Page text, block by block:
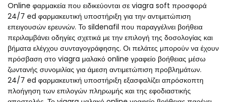
Online φαρμακεία που ειδικεύονται σε viagra soft προσφορά
24/7 ed φαρμακευτική υποστήριξη για την αντιμετώπιση
επειγουσών ερευνών. Το sildenafil που παραγγέλνει βοήθεια
περιλαμβάνει οδηγίες σχετικά με την επιλογή της δοσολογίας και
βήματα ελέγχου συνταγογράφησης. Οι πελάτες μπορούν να έχουν
πρόσβαση στο viagra μαλακό online γραφείο βοήθειας μέσω
ζωντανής συνομιλίας για άμεση αντιμετώπιση προβλημάτων.
24/7 ed φαρμακευτική υποστήριξη εξασφαλίζει απρόσκοπτη
πλοήγηση των επιλογών πληρωμής και της εφοδιαστικής